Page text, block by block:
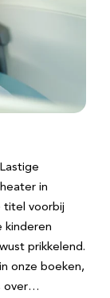
in
titel voorbij
kinderen
prikkelend.
onze boeken,
over…